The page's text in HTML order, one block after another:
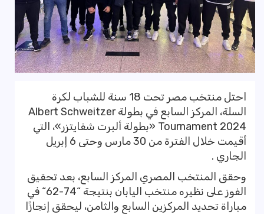
احتل منتخب مصر تحت 18 سنة للشباب لكرة
السلة، المركز السابع في بطولة Albert Schweitzer
Tournament 2024 «بطولة ألبرت شفايتزر»، التي
أقيمت خلال الفترة من 30 مارس وحتى 6 إبريل
الجاري .
وحقق المنتخب المصري المركز السابع، بعد تحقيق
الفوز على نظيره منتخب اليابان بنتيجة “74-62“ في
مباراة تحديد المركزين السابع والثامن، ليحقق إنجازًا